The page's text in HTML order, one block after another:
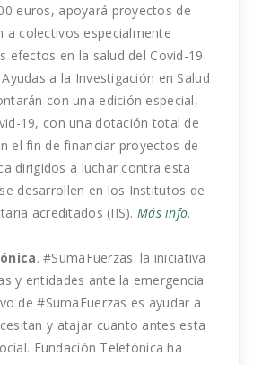
euros, apoyará proyectos de
a colectivos especialmente
efectos en la salud del Covid-19.
a la Investigación en Salud
con una edición especial,
19, con una dotación total de
el fin de financiar proyectos de
dirigidos a luchar contra esta
desarrollen en los Institutos de
acreditados (IIS). Más info.
. #SumaFuerzas: la iniciativa
y entidades ante la emergencia
de #SumaFuerzas es ayudar a
y atajar cuanto antes esta
Fundación Telefónica ha